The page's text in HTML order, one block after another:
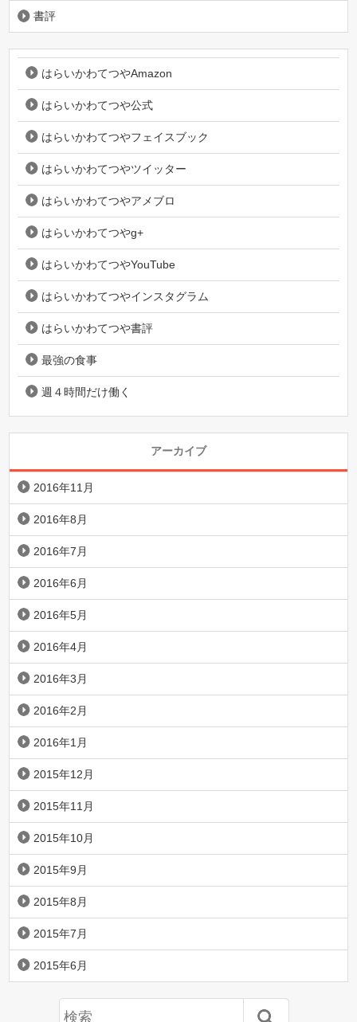
書評
はらいかわてつやAmazon
はらいかわてつや公式
はらいかわてつやフェイスブック
はらいかわてつやツイッター
はらいかわてつやアメブロ
はらいかわてつやg+
はらいかわてつやYouTube
はらいかわてつやインスタグラム
はらいかわてつや書評
最強の食事
週４時間だけ働く
アーカイブ
2016年11月
2016年8月
2016年7月
2016年6月
2016年5月
2016年4月
2016年3月
2016年2月
2016年1月
2015年12月
2015年11月
2015年10月
2015年9月
2015年8月
2015年7月
2015年6月